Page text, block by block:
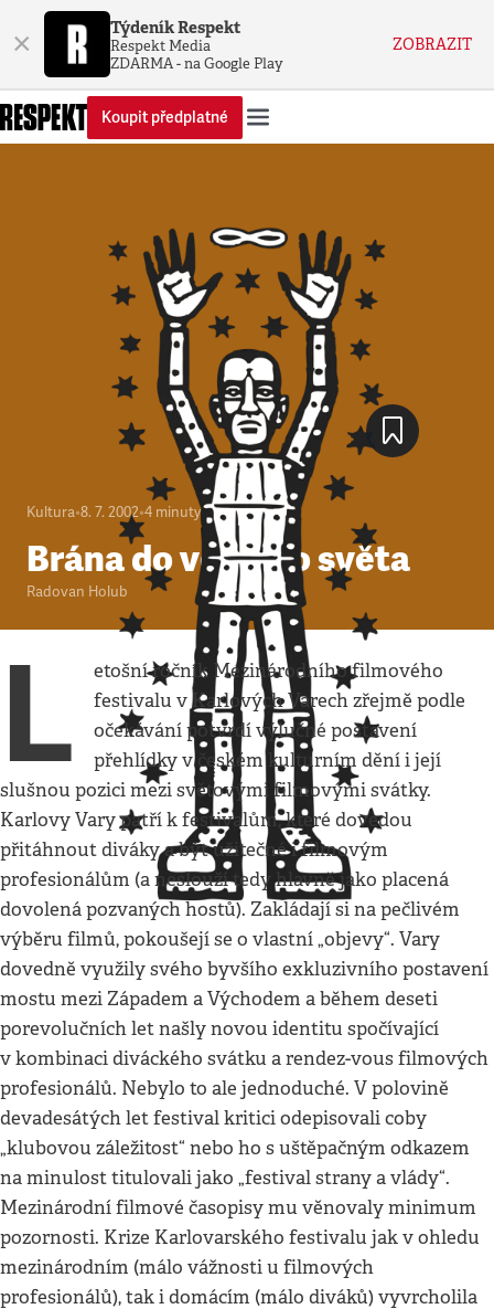
× Týdeník Respekt
Respekt Media
ZDARMA - na Google Play
ZOBRAZIT
Koupit předplatné
Kultura•8. 7. 2002•4 minuty
Brána do velkého světa
Radovan Holub
L
etošní ročník Mezinárodního filmového
festivalu v Karlových Varech zřejmě podle
očekávání potvrdí výlučné postavení
přehlídky v českém kulturním dění i její
slušnou pozici mezi světovými filmovými svátky.
Karlovy Vary patří k festivalům, které dovedou
přitáhnout diváky a být užitečné i filmovým
profesionálům (a neslouží tedy hlavně jako placená
dovolená pozvaných hostů). Zakládají si na pečlivém
výběru filmů, pokoušejí se o vlastní „objevy“. Vary
dovedně využily svého byvšího exkluzivního postavení
mostu mezi Západem a Východem a během deseti
porevolučních let našly novou identitu spočívající
v kombinaci diváckého svátku a rendez-vous filmových
profesionálů. Nebylo to ale jednoduché. V polovině
devadesátých let festival kritici odepisovali coby
„klubovou záležitost“ nebo ho s uštěpačným odkazem
na minulost titulovali jako „festival strany a vlády“.
Mezinárodní filmové časopisy mu věnovaly minimum
pozornosti. Krize Karlovarského festivalu jak v ohledu
mezinárodním (málo vážnosti u filmových
profesionálů), tak i domácím (málo diváků) vyvrcholila